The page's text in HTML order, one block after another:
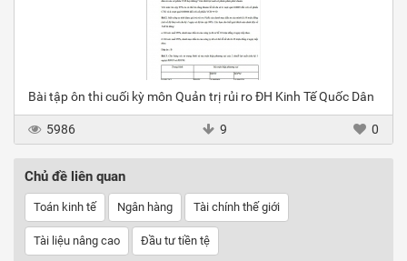
Bài tập ôn thi cuối kỳ môn Quản trị rủi ro ĐH Kinh Tế Quốc Dân
5986 9 0
Chủ đề liên quan
Toán kinh tế Ngân hàng Tài chính thế giới
Tài liệu nâng cao Đầu tư tiền tệ